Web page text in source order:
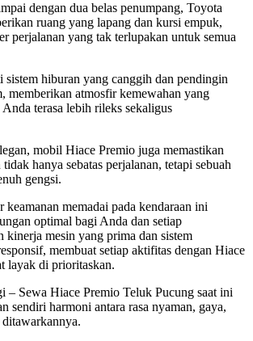
dengan dua belas penumpang, Toyota
ruang yang lapang dan kursi empuk,
perjalanan yang tak terlupakan untuk semua
sistem hiburan yang canggih dan pendingin
memberikan atmosfir kemewahan yang
terasa lebih rileks sekaligus
mobil Hiace Premio juga memastikan
hanya sebatas perjalanan, tetapi sebuah
gengsi.
memadai pada kendaraan ini
optimal bagi Anda dan setiap
kinerja mesin yang prima dan sistem
membuat setiap aktifitas dengan Hiace
layak di prioritaskan.
– Sewa Hiace Premio Teluk Pucung saat ini
sendiri harmoni antara rasa nyaman, gaya,